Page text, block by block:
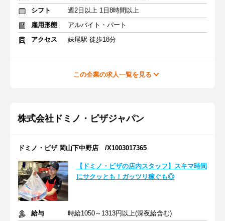
シフト
週2日以上 1日8時間以上
雇用形態
アルバイト・パート
アクセス
妹尾駅 徒歩18分
この企業の求人一覧を見る
株式会社ドミノ・ピザジャパン
ドミノ・ピザ 岡山下中野店 /X1003017365
【ドミノ・ピザの店内スタッフ】スキマ時間
にサクッとも！ガッツリ稼ぐも◎
給与
時給1050～1313円以上(深夜給含む)